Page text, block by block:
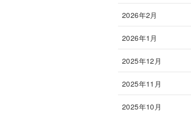
2026年2月
2026年1月
2025年12月
2025年11月
2025年10月